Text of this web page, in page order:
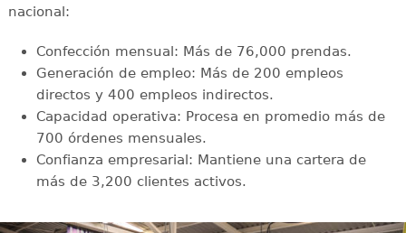
nacional:
Confección mensual: Más de 76,000 prendas.
Generación de empleo: Más de 200 empleos
directos y 400 empleos indirectos.
Capacidad operativa: Procesa en promedio más de
700 órdenes mensuales.
Confianza empresarial: Mantiene una cartera de
más de 3,200 clientes activos.